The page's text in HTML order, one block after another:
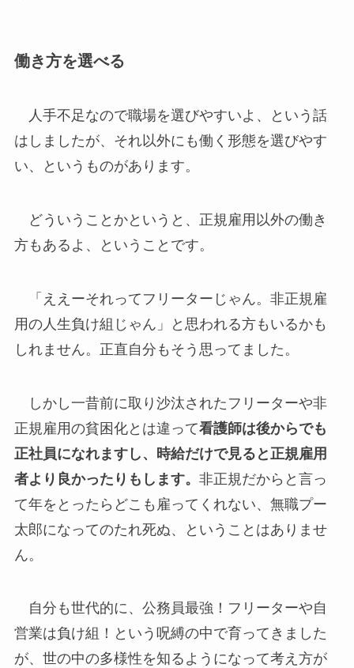
働き方を選べる
人手不足なので職場を選びやすいよ、という話
はしましたが、それ以外にも働く形態を選びやす
い、というものがあります。
どういうことかというと、正規雇用以外の働き
方もあるよ、ということです。
「ええーそれってフリーターじゃん。非正規雇
用の人生負け組じゃん」と思われる方もいるかも
しれません。正直自分もそう思ってました。
しかし一昔前に取り沙汰されたフリーターや非
正規雇用の貧困化とは違って看護師は後からでも
正社員になれますし、時給だけで見ると正規雇用
者より良かったりもします。 非正規だからと言っ
て年をとったらどこも雇ってくれない、無職プー
太郎になってのたれ死ぬ、ということはありませ
ん。
自分も世代的に、公務員最強！フリーターや自
営業は負け組！という呪縛の中で育ってきました
が、世の中の多様性を知るようになって考え方が